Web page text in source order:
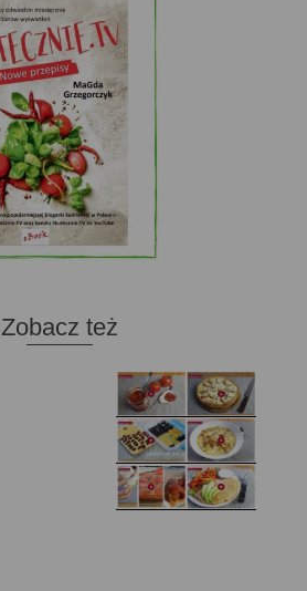
Zobacz też
Domowy ketchup (bez
cukru)
Tarta francuska z
cebulą i pomidorem
Domowe żelki
Zupa kurkowa z
selerem i pietruszką